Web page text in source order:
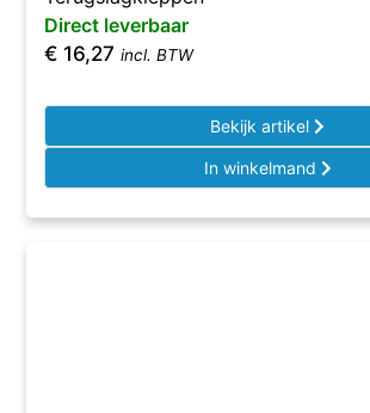
Direct leverbaar
€ 16,27 incl. BTW
Bekijk artikel
In winkelmand